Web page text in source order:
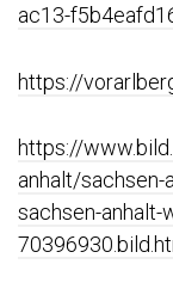
ac13-
https://
https://
anhalt/
sachsen-anhalt-